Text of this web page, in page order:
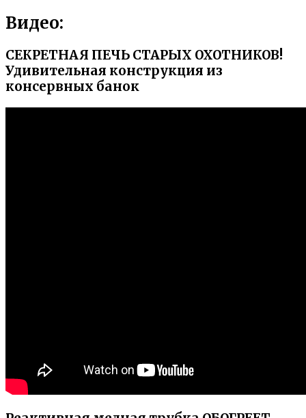
Видео:
СЕКРЕТНАЯ ПЕЧЬ СТАРЫХ ОХОТНИКОВ!
Удивительная конструкция из
консервных банок